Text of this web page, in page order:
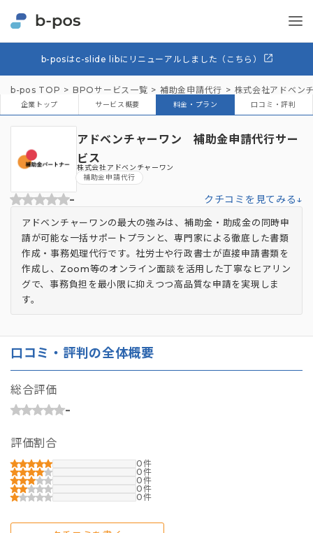
b-posはc-slide libにリニューアルしました（こちら）
b-pos TOP BPOサービス一覧 補助金申請代行 株式会社アドベン
企業トップ サービス概要 料金・プラン 口コミ・評判
アドベンチャーワン 補助金申請代行サー
ビス
株式会社アドベンチャーワン
補助金申請代行
- クチコミを見てみる↓
アドベンチャーワンの最大の強みは、補助金・助成金の同時申
請が可能な一括サポートプランと、専門家による徹底した書類
作成・事務処理代行です。社労士や行政書士が直接申請書類を
作成し、Zoom等のオンライン面談を活用した丁寧なヒアリン
グで、事務負担を最小限に抑えつつ高品質な申請を実現しま
す。
口コミ・評判の全体概要
総合評価
-
評価割合
0
0
0
0
0